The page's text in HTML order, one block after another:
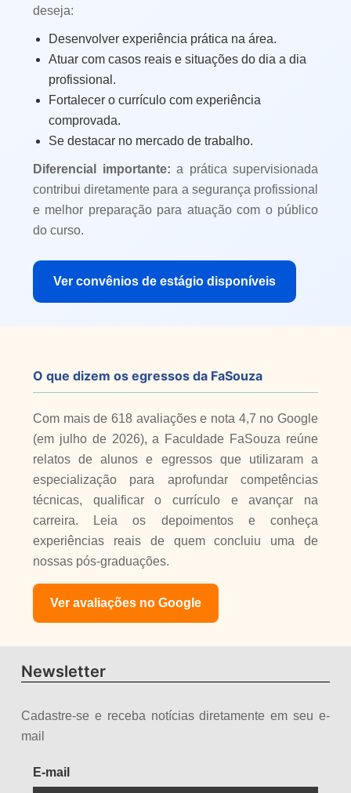
deseja:
Desenvolver experiência prática na área.
Atuar com casos reais e situações do dia a dia
profissional.
Fortalecer o currículo com experiência
comprovada.
Se destacar no mercado de trabalho.
Diferencial importante: a prática supervisionada
contribui diretamente para a segurança profissional
e melhor preparação para atuação com o público
do curso.
Ver convênios de estágio disponíveis
O que dizem os egressos da FaSouza
Com mais de 618 avaliações e nota 4,7 no Google
(em julho de 2026), a Faculdade FaSouza reúne
relatos de alunos e egressos que utilizaram a
especialização para aprofundar competências
técnicas, qualificar o currículo e avançar na
carreira. Leia os depoimentos e conheça
experiências reais de quem concluiu uma de
nossas pós-graduações.
Ver avaliações no Google
Newsletter
Cadastre-se e receba notícias diretamente em seu e-
mail
E-mail